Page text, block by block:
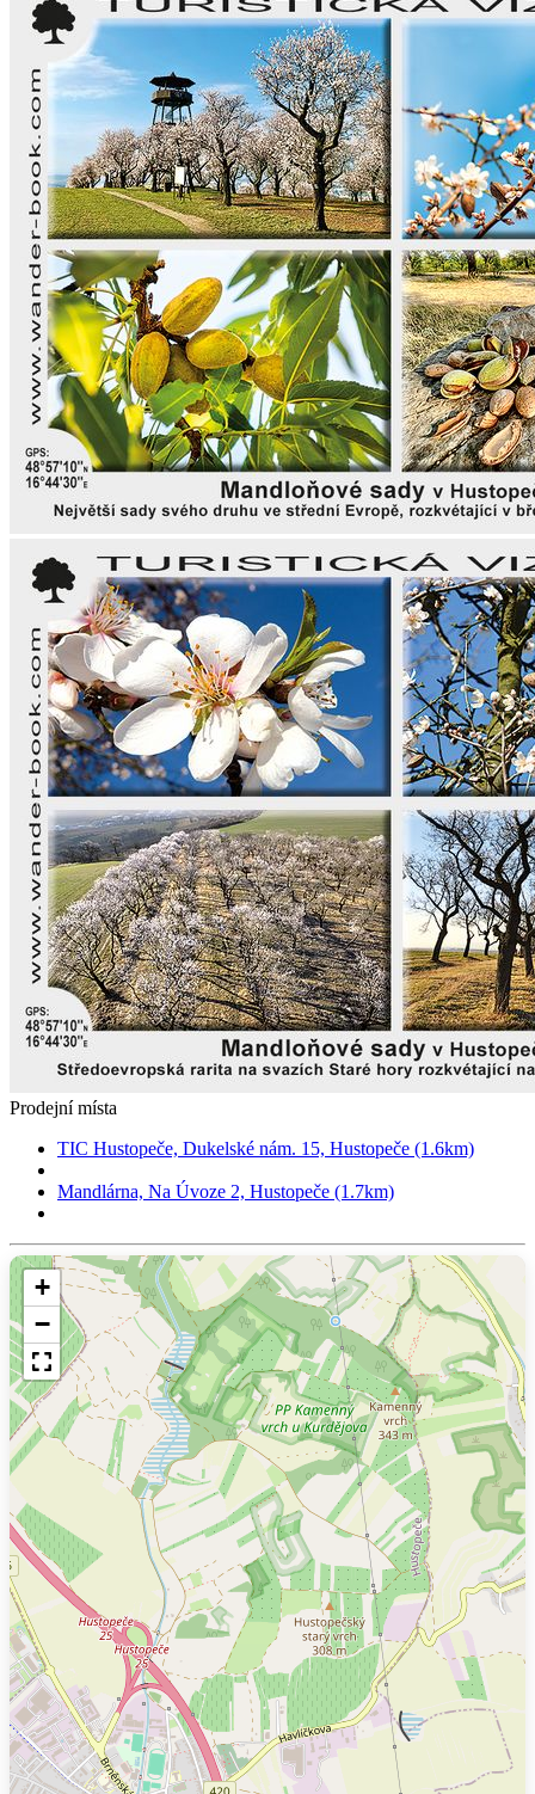
Prodejní místa
TIC Hustopeče, Dukelské nám. 15, Hustopeče (1.6km)
Mandlárna, Na Úvoze 2, Hustopeče (1.7km)
+
−